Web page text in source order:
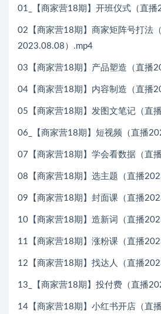
01_【商家营18期】开班仪式（直
02【商家营18期】商家矩阵号打法
2023.08.08）.mp4
03【商家营18期】产品塑造（直播
04【商家营18期】内容制造（直播
05【商家营18期】发图文笔记（直
06_【商家营18期】短视频（直播
07【商家营18期】学会看数据（直
08【商家营18期】选主题（直播
09【商家营18期】封面课（直播
10【商家营18期】造新词（直播
11【商家营18期】涨粉课（直播
12【商家营18期】找达人（直播
13_【商家营18期】投付费（直播
14【商家营18期】小红书开店（直